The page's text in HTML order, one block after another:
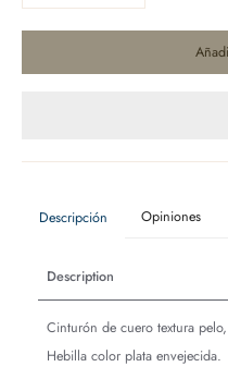
Descripción Opiniones
Description
Cinturón de cuero textura
Hebilla color plata envejecida.